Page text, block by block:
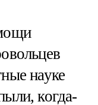
науке
когда-